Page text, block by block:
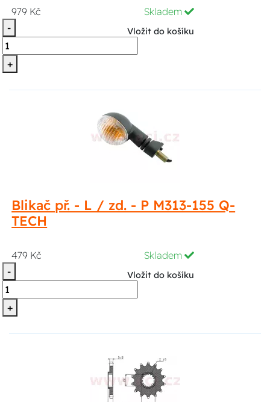
979 Kč
Skladem
-
+
Vložit do košíku
Blikač př. - L / zd. - P M313-155 Q-
TECH
479 Kč
Skladem
-
+
Vložit do košíku